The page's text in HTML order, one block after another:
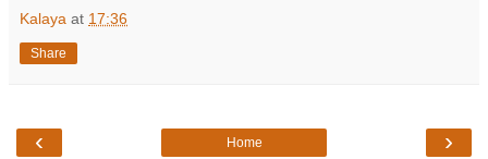
Kalaya at 17:36
Share
‹ ›
Home